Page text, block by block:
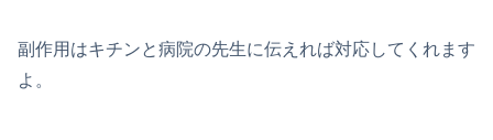
副作用はキチンと病院の先生に伝えれば対応してくれます
よ。